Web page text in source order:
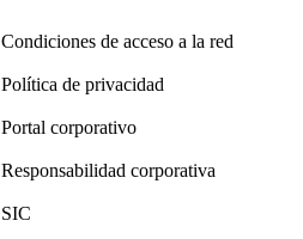
Condiciones de acceso a la red
Política de privacidad
Portal corporativo
Responsabilidad corporativa
SIC